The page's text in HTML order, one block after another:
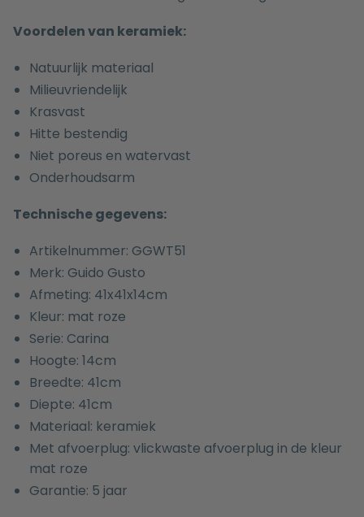
Voordelen van keramiek:
Natuurlijk materiaal
Milieuvriendelijk
Krasvast
Hitte bestendig
Niet poreus en watervast
Onderhoudsarm
Technische gegevens:
Artikelnummer: GGWT51
Merk: Guido Gusto
Afmeting: 41x41x14cm
Kleur: mat roze
Serie: Carina
Hoogte: 14cm
Breedte: 41cm
Diepte: 41cm
Materiaal: keramiek
Met afvoerplug: vlickwaste afvoerplug in de kleur
mat roze
Garantie: 5 jaar